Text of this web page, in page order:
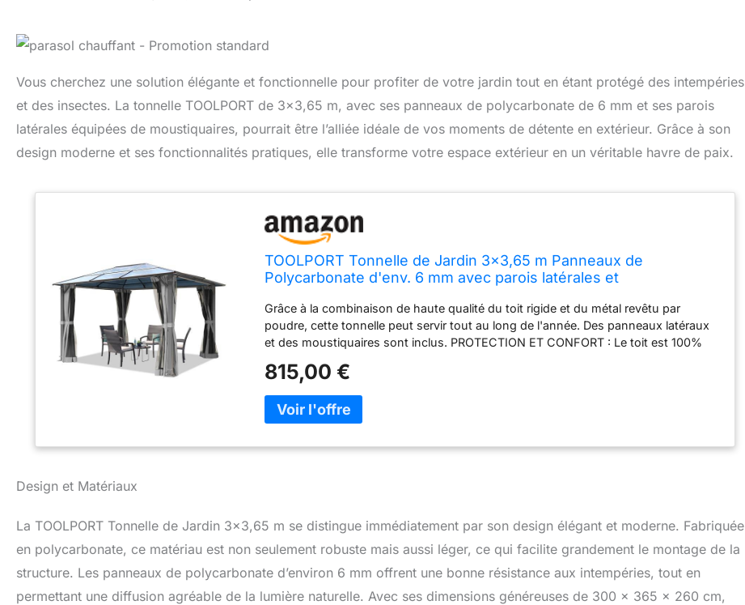
Vous cherchez une solution élégante et fonctionnelle pour profiter de votre jardin tout en étant protégé des intempéries
et des insectes. La tonnelle TOOLPORT de 3×3,65 m, avec ses panneaux de polycarbonate de 6 mm et ses parois
latérales équipées de moustiquaires, pourrait être l’alliée idéale de vos moments de détente en extérieur. Grâce à son
design moderne et ses fonctionnalités pratiques, elle transforme votre espace extérieur en un véritable havre de paix.
TOOLPORT Tonnelle de Jardin 3x3,65 m Panneaux de
Polycarbonate d'env. 6 mm avec parois latérales et
Grâce à la combinaison de haute qualité du toit rigide et du métal revêtu par
poudre, cette tonnelle peut servir tout au long de l'année. Des panneaux latéraux
et des moustiquaires sont inclus. PROTECTION ET CONFORT : Le toit est 100%
une protection fiable par tous les temps (protection UV 50+). CONSTRUCTION
STABLE : les entretoises de toit en aluminium et les poteaux en acier d'environ
8x8 cm sont entièrement résistants aux UV, à la corrosion et aux intempéries.
MONTAGE RAPIDE ET FACILE : facile à monter grâce aux perforations sur les
poteaux et au système de jonctions performant. Temps de montage est d'environ
815,00 €
Design et Matériaux
La TOOLPORT Tonnelle de Jardin 3×3,65 m se distingue immédiatement par son design élégant et moderne. Fabriquée
en polycarbonate, ce matériau est non seulement robuste mais aussi léger, ce qui facilite grandement le montage de la
structure. Les panneaux de polycarbonate d’environ 6 mm offrent une bonne résistance aux intempéries, tout en
permettant une diffusion agréable de la lumière naturelle. Avec ses dimensions généreuses de 300 x 365 x 260 cm,